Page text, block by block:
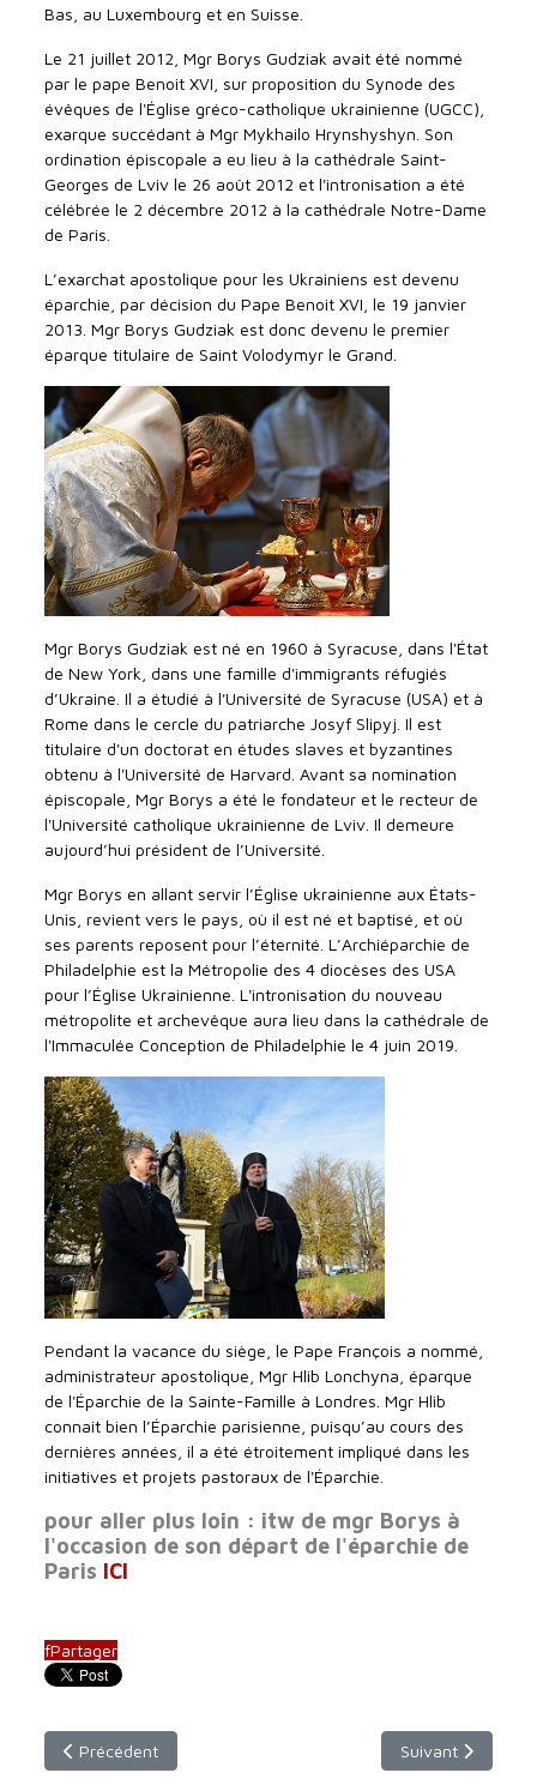
Bas, au Luxembourg et en Suisse.
Le 21 juillet 2012, Mgr Borys Gudziak avait été nommé
par le pape Benoit XVI, sur proposition du Synode des
évêques de l'Église gréco-catholique ukrainienne (UGCC),
exarque succédant à Mgr Mykhailo Hrynshyshyn. Son
ordination épiscopale a eu lieu à la cathédrale Saint-
Georges de Lviv le 26 août 2012 et l'intronisation a été
célébrée le 2 décembre 2012 à la cathédrale Notre-Dame
de Paris.
L’exarchat apostolique pour les Ukrainiens est devenu
éparchie, par décision du Pape Benoit XVI, le 19 janvier
2013. Mgr Borys Gudziak est donc devenu le premier
éparque titulaire de Saint Volodymyr le Grand.
Mgr Borys Gudziak est né en 1960 à Syracuse, dans l'État
de New York, dans une famille d'immigrants réfugiés
d’Ukraine. Il a étudié à l'Université de Syracuse (USA) et à
Rome dans le cercle du patriarche Josyf Slipyj. Il est
titulaire d'un doctorat en études slaves et byzantines
obtenu à l'Université de Harvard. Avant sa nomination
épiscopale, Mgr Borys a été le fondateur et le recteur de
l'Université catholique ukrainienne de Lviv. Il demeure
aujourd’hui président de l’Université.
Mgr Borys en allant servir l’Église ukrainienne aux États-
Unis, revient vers le pays, où il est né et baptisé, et où
ses parents reposent pour l’éternité. L’Archiéparchie de
Philadelphie est la Métropolie des 4 diocèses des USA
pour l’Église Ukrainienne. L'intronisation du nouveau
métropolite et archevêque aura lieu dans la cathédrale de
l'Immaculée Conception de Philadelphie le 4 juin 2019.
Pendant la vacance du siège, le Pape François a nommé,
administrateur apostolique, Mgr Hlib Lonchyna, éparque
de l'Éparchie de la Sainte-Famille à Londres. Mgr Hlib
connait bien l’Éparchie parisienne, puisqu’au cours des
dernières années, il a été étroitement impliqué dans les
initiatives et projets pastoraux de l'Éparchie.
pour aller plus loin : itw de mgr Borys à
l'occasion de son départ de l'éparchie de
Paris ICI
fPartager
Article précédent : Rencontre du Pape François avec l'Eglise
Précédent Article suivant :
Suivant